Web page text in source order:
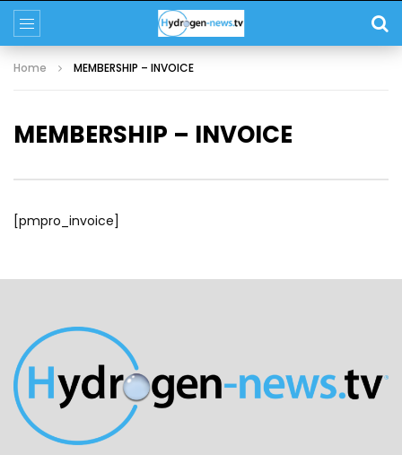
Home MEMBERSHIP – INVOICE
MEMBERSHIP – INVOICE
[pmpro_invoice]